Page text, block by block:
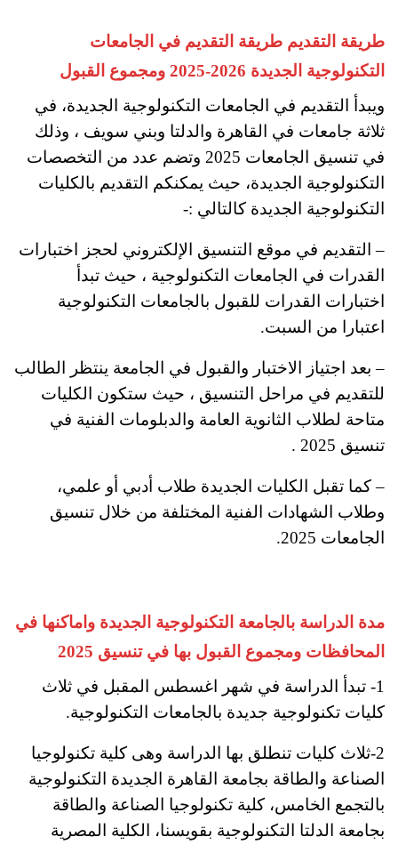
طريقة التقديم طريقة التقديم في الجامعات
التكنولوجية الجديدة 2026-2025 ومجموع القبول
ويبدأ التقديم في الجامعات التكنولوجية الجديدة، في
ثلاثة جامعات في القاهرة والدلتا وبني سويف ، وذلك
في تنسيق الجامعات 2025 وتضم عدد من التخصصات
التكنولوجية الجديدة، حيث يمكنكم التقديم بالكليات
التكنولوجية الجديدة كالتالي :-
– التقديم في موقع التنسيق الإلكتروني لحجز اختبارات
القدرات في الجامعات التكنولوجية ، حيث تبدأ
اختبارات القدرات للقبول بالجامعات التكنولوجية
اعتبارا من السبت.
– بعد اجتياز الاختبار والقبول في الجامعة ينتظر الطالب
للتقديم في مراحل التنسيق ، حيث ستكون الكليات
متاحة لطلاب الثانوية العامة والدبلومات الفنية في
تنسيق 2025 .
– كما تقبل الكليات الجديدة طلاب أدبي أو علمي،
وطلاب الشهادات الفنية المختلفة من خلال تنسيق
الجامعات 2025.
مدة الدراسة بالجامعة التكنولوجية الجديدة واماكنها في
المحافظات ومجموع القبول بها في تنسيق 2025
1- تبدأ الدراسة في شهر اغسطس المقبل في ثلاث
كليات تكنولوجية جديدة بالجامعات التكنولوجية.
2-ثلاث كليات تنطلق بها الدراسة وهى كلية تكنولوجيا
الصناعة والطاقة بجامعة القاهرة الجديدة التكنولوجية
بالتجمع الخامس، كلية تكنولوجيا الصناعة والطاقة
بجامعة الدلتا التكنولوجية بقويسنا، الكلية المصرية